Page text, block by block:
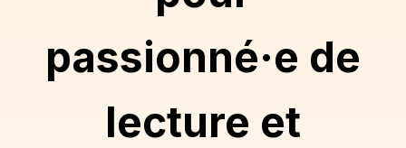
passionné·e de
lecture et